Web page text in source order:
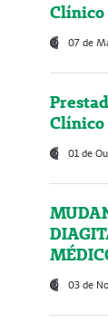
Clínico
07 de
Clínico
01 de
03 de